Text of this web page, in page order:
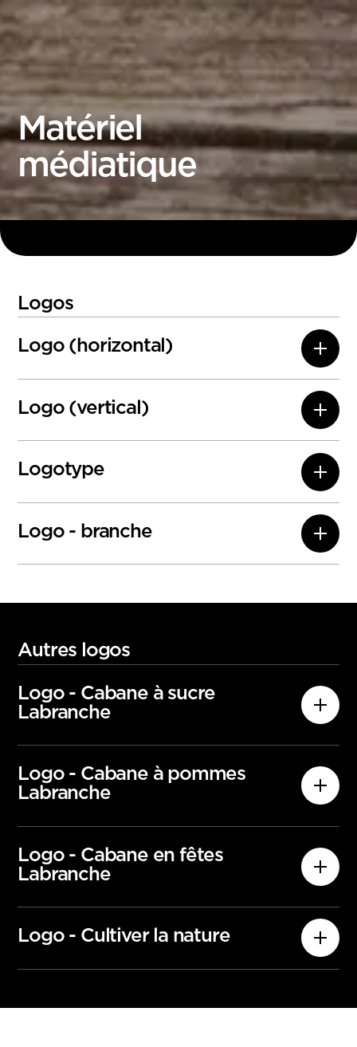
Matériel
médiatique
Logos
Logo (horizontal)
Logo (vertical)
Logotype
mb.jpg » target= »_blank » rel= »noopener »>
<img class= »alignnone wp-image-1482 size-
content/uploads/2026/03/logotype_dark_thu
mb.jpg » alt= » » width= »300″ height= »90″ />
Logo - branche
Autres logos
Logo - Cabane à sucre
Labranche
content/uploads/2026/03/thumb_logo_cab_s
Logo - Cabane à pommes
Labranche
Logo - Cabane en fêtes
Labranche
Logo - Cultiver la nature